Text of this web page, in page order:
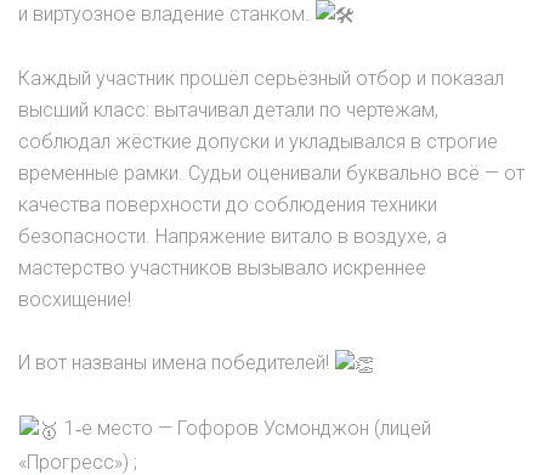
и виртуозное владение станком.
Каждый участник прошёл серьёзный отбор и показал
высший класс: вытачивал детали по чертежам,
соблюдал жёсткие допуски и укладывался в строгие
временные рамки. Судьи оценивали буквально всё — от
качества поверхности до соблюдения техники
безопасности. Напряжение витало в воздухе, а
мастерство участников вызывало искреннее
восхищение!
И вот названы имена победителей!
1‑е место — Гофоров Усмонджон (лицей
«Прогресс») ;